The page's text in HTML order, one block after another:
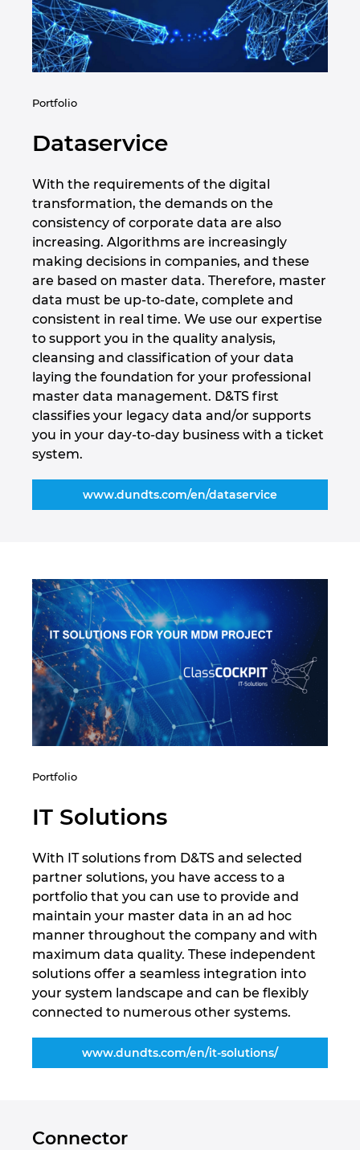
Portfolio
Dataservice
With the requirements of the digital
transformation, the demands on the
consistency of corporate data are also
increasing. Algorithms are increasingly
making decisions in companies, and these
are based on master data. Therefore, master
data must be up-to-date, complete and
consistent in real time. We use our expertise
to support you in the quality analysis,
cleansing and classification of your data
laying the foundation for your professional
master data management. D&TS first
classifies your legacy data and/or supports
you in your day-to-day business with a ticket
system.
www.dundts.com/en/dataservice
Portfolio
IT Solutions
With IT solutions from D&TS and selected
partner solutions, you have access to a
portfolio that you can use to provide and
maintain your master data in an ad hoc
manner throughout the company and with
maximum data quality. These independent
solutions offer a seamless integration into
your system landscape and can be flexibly
connected to numerous other systems.
www.dundts.com/en/it-solutions/
Connector
Słowacja
Tajlandia
Turcja
Ukraina
USA
Węgry
Wielka Brytania
Włochy
Zjednoczone Emiraty Arabskie